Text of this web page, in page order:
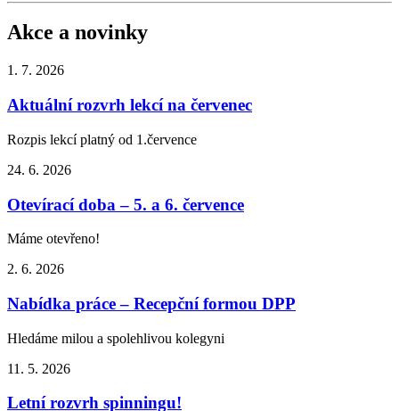
Akce a novinky
1. 7. 2026
Aktuální rozvrh lekcí na červenec
Rozpis lekcí platný od 1.července
24. 6. 2026
Otevírací doba – 5. a 6. července
Máme otevřeno!
2. 6. 2026
Nabídka práce – Recepční formou DPP
Hledáme milou a spolehlivou kolegyni
11. 5. 2026
Letní rozvrh spinningu!